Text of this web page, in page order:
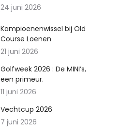
24 juni 2026
Kampioenenwissel bij Old
Course Loenen
21 juni 2026
Golfweek 2026 : De MINI’s,
een primeur.
11 juni 2026
Vechtcup 2026
7 juni 2026